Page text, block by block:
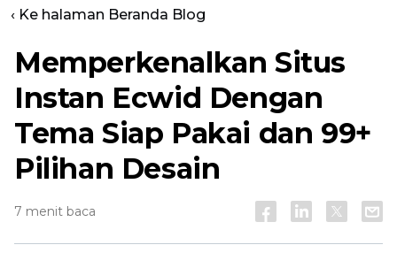
‹ Ke halaman Beranda Blog
Memperkenalkan Situs
Instan Ecwid Dengan
Tema Siap Pakai dan 99+
Pilihan Desain
7 menit baca